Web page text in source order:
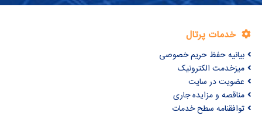
خدمات پرتال
بیانیه حفظ حریم خصوصی
میزخدمت الکترونیک
عضویت در سایت
مناقصه و مزایده جاری
توافقنامه سطح خدمات